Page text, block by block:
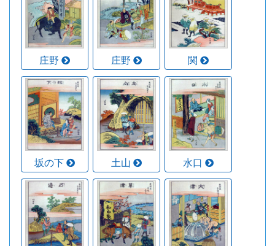
庄野 庄野 関
坂の下 土山 水口